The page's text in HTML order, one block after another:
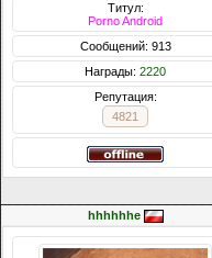
Титул:
Porno Android
Сообщений: 913
Награды: 2220
Репутация:
4821
hhhhhhe